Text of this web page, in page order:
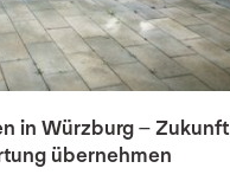
in Würzburg – Zukunft
übernehmen